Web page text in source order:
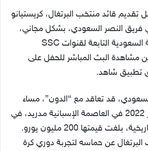
قائد منتخب البرتغال، كريستيانو
فريق النصر السعودي، بشكل مجاني،
عبر شاشة الرياضية السعودية التابعة لقنوات SSC
مشاهدة البث المباشر للحفل على
تطبيق شاهد.
قد تعاقد مع “الدون”، مساء
الجمعة 30 ديسمبر 2022 في العاصمة الإسبانية مدريد، في
صفقة انتقال حر تاريخية، بلغت قيمتها 200 مليون يورو.
عن حماسه لتجربة دوري كرة